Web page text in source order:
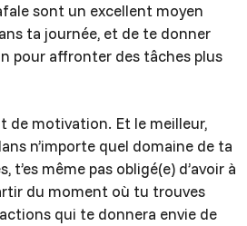
sont un excellent moyen
ta journée, et de te donner
pour affronter des tâches plus
de motivation. Et le meilleur,
n’importe quel domaine de ta
t’es même pas obligé(e) d’avoir à
du moment où tu trouves
qui te donnera envie de